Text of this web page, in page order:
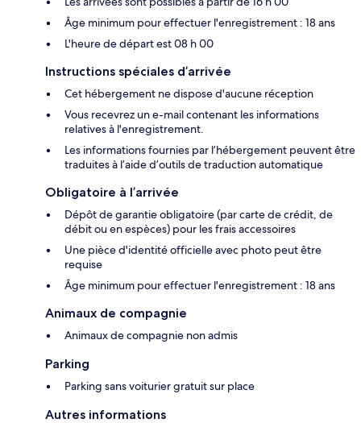
Âge minimum pour effectuer l'enregistrement : 18 ans
L'heure de départ est 08 h 00
Instructions spéciales d’arrivée
Cet hébergement ne dispose d'aucune réception
Vous recevrez un e-mail contenant les informations
relatives à l'enregistrement.
Les informations fournies par l’hébergement peuvent être
traduites à l’aide d’outils de traduction automatique
Obligatoire à l’arrivée
Dépôt de garantie obligatoire (par carte de crédit, de
débit ou en espèces) pour les frais accessoires
Une pièce d'identité officielle avec photo peut être
requise
Âge minimum pour effectuer l'enregistrement : 18 ans
Animaux de compagnie
Animaux de compagnie non admis
Parking
Parking sans voiturier gratuit sur place
Autres informations